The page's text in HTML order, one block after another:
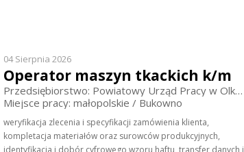
04 Sierpnia 2026
Operator maszyn tkackich k/m
Przedsiębiorstwo: Powiatowy Urząd Pracy w Olkuszu
Miejsce pracy: małopolskie / Bukowno
weryfikacja zlecenia i specyfikacji zamówienia klienta,
kompletacja materiałów oraz surowców produkcyjnych,
identyfikacja i dobór cyfrowego wzoru haftu, transfer danych i